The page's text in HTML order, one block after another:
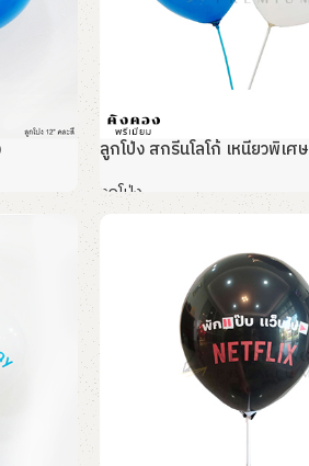
ลูกโป่ง สกรีนโลโก้ เหนียวพิเศษ
ลูกโป่ง